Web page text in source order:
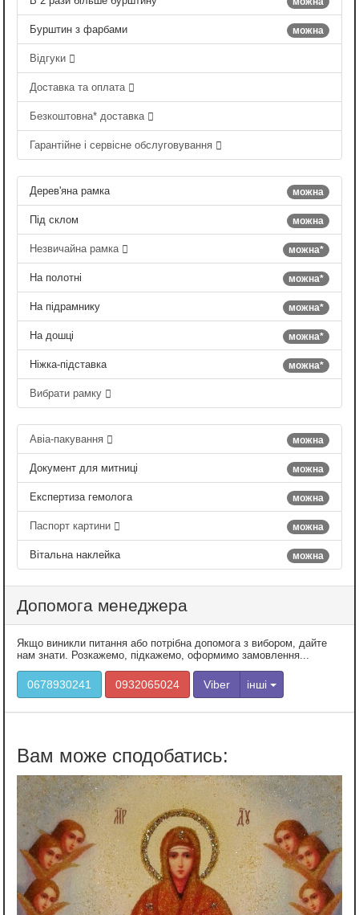
можна
Бурштин з фарбами
Відгуки
Доставка та оплата
Безкоштовна* доставка
Гарантійне і сервісне обслуговування
можна
Дерев'яна рамка
можна
Під склом
можна*
Незвичайна рамка
можна*
На полотні
можна*
На підрамнику
можна*
На дошці
можна*
Ніжка-підставка
Вибрати рамку
можна
Авіа-пакування
можна
Документ для митниці
можна
Експертиза гемолога
можна
Паспорт картини
можна
Вітальна наклейка
Допомога менеджера
Якщо виникли питання або потрібна допомога з вибором, дайте
нам знати. Розкажемо, підкажемо, оформимо замовлення...
0678930241 0932065024 Viber інші